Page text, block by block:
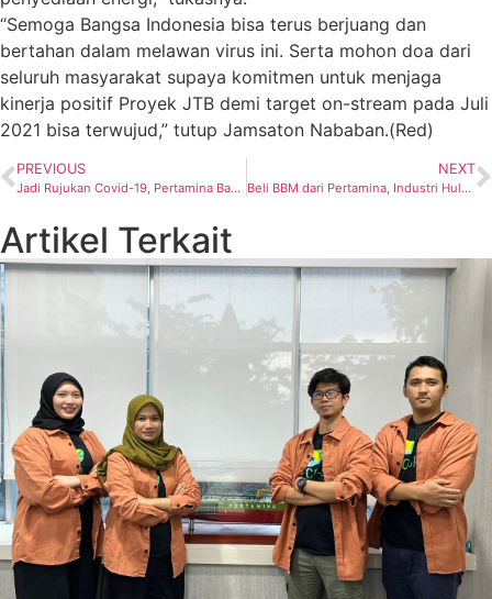
“Semoga Bangsa Indonesia bisa terus berjuang dan
bertahan dalam melawan virus ini. Serta mohon doa dari
seluruh masyarakat supaya komitmen untuk menjaga
kinerja positif Proyek JTB demi target on-stream pada Juli
2021 bisa terwujud,” tutup Jamsaton Nababan.(Red)
PREVIOUS
Jadi Rujukan Covid-19, Pertamina Bantu Renovasi RSAL Mintohardjo
NEXT
Beli BBM dari Pertamina, Industri Hulu Migas Hemat Rp 3,4 T
Artikel Terkait